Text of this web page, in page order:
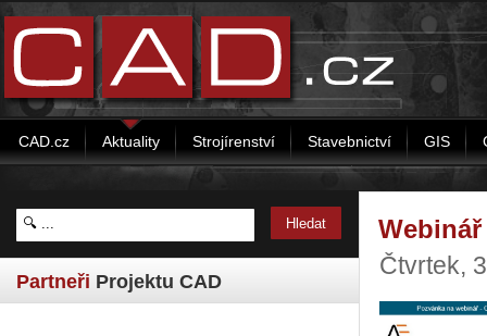
CAD.cz Aktuality Strojírenství Stavebnictví GIS
Partneři Projektu CAD
Čtvrtek,